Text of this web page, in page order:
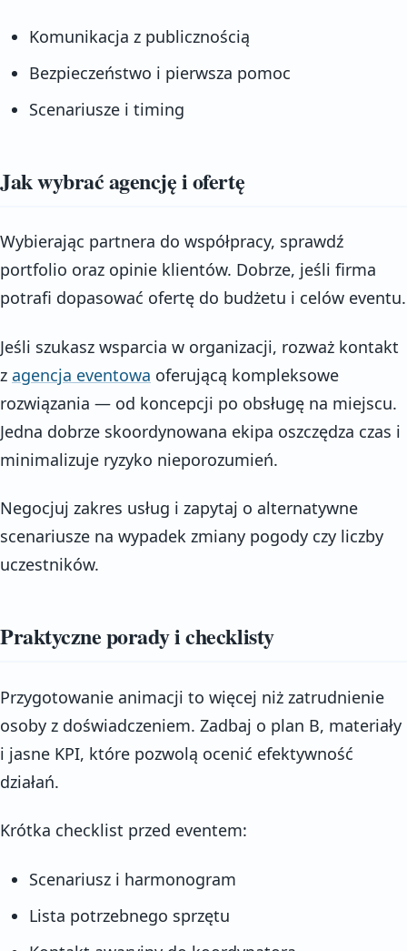
Komunikacja z publicznością
Bezpieczeństwo i pierwsza pomoc
Scenariusze i timing
Jak wybrać agencję i ofertę
Wybierając partnera do współpracy, sprawdź
portfolio oraz opinie klientów. Dobrze, jeśli firma
potrafi dopasować ofertę do budżetu i celów eventu.
Jeśli szukasz wsparcia w organizacji, rozważ kontakt
z agencja eventowa oferującą kompleksowe
rozwiązania — od koncepcji po obsługę na miejscu.
Jedna dobrze skoordynowana ekipa oszczędza czas i
minimalizuje ryzyko nieporozumień.
Negocjuj zakres usług i zapytaj o alternatywne
scenariusze na wypadek zmiany pogody czy liczby
uczestników.
Praktyczne porady i checklisty
Przygotowanie animacji to więcej niż zatrudnienie
osoby z doświadczeniem. Zadbaj o plan B, materiały
i jasne KPI, które pozwolą ocenić efektywność
działań.
Krótka checklist przed eventem:
Scenariusz i harmonogram
Lista potrzebnego sprzętu